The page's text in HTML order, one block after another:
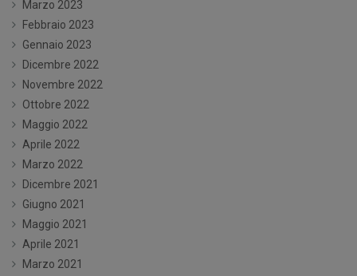
Marzo 2023
Febbraio 2023
Gennaio 2023
Dicembre 2022
Novembre 2022
Ottobre 2022
Maggio 2022
Aprile 2022
Marzo 2022
Dicembre 2021
Giugno 2021
Maggio 2021
Aprile 2021
Marzo 2021